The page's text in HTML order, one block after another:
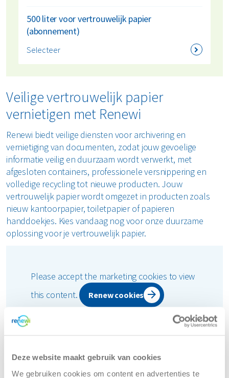
Deze website maakt gebruik van cookies
We gebruiken cookies om content en advertenties te
500 liter voor vertrouwelijk papier
(abonnement)
Selecteer
Veilige vertrouwelijk papier
vernietigen met Renewi
Renewi biedt veilige diensten voor archivering en
vernietiging van documenten, zodat jouw gevoelige
informatie veilig en duurzaam wordt verwerkt, met
afgesloten containers, professionele versnippering en
volledige recycling tot nieuwe producten. Jouw
vertrouwelijk papier wordt omgezet in producten zoals
nieuw kantoorpapier, toiletpapier of papieren
handdoekjes. Kies vandaag nog voor onze duurzame
oplossing voor je vertrouwelijk papier.
Please accept the marketing cookies to view
this content.
Renew cookies
Mogelijk zoek je ook een oplossing voor deze
afvalstromen